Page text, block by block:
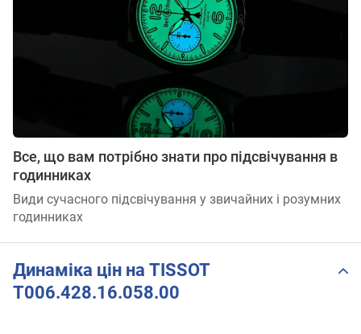
Все, що вам потрібно знати про підсвічування в
годинниках
Види сучасного підсвічування у звичайних і розумних
годинниках
Динаміка цін на TISSOT
T006.428.16.058.00